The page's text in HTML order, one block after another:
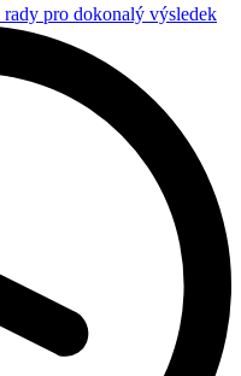
pro dokonalý výsledek